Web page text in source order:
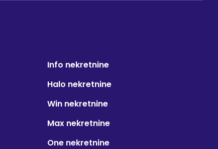
Info nekretnine
Halo nekretnine
Win nekretnine
Max nekretnine
One nekretnine